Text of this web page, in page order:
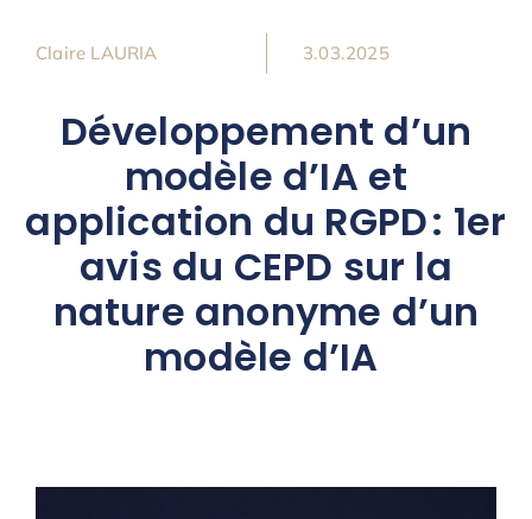
Claire LAURIA 3.03.2025
Développement d’un
modèle d’IA et
application du RGPD : 1er
avis du CEPD sur la
nature anonyme d’un
modèle d’IA